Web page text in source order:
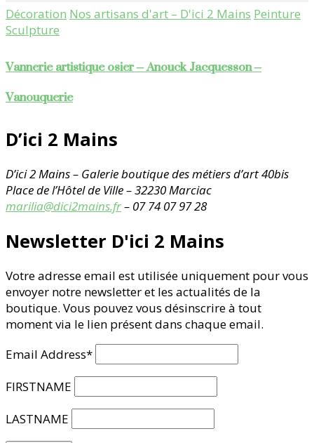
Décoration Nos artisans d'art – D'ici 2 Mains Peinture
Sculpture
Vannerie artistique osier – Anouck Jacquesson –
Vanouquerie
D’ici 2 Mains
D’ici 2 Mains – Galerie boutique des métiers d’art40bis
Place de l’Hôtel de Ville – 32230 Marciac
marilia@dici2mains.fr– 07 74 07 97 28
Newsletter D'ici 2 Mains
Votre adresse email est utilisée uniquement pour vous
envoyer notre newsletter et les actualités de la
boutique. Vous pouvez vous désinscrire à tout
moment via le lien présent dans chaque email.
Email Address*
FIRSTNAME
LASTNAME